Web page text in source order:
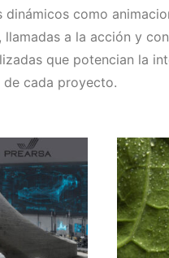
dinámicos como
llamadas a la acción y
que potencian la
de cada proyecto.